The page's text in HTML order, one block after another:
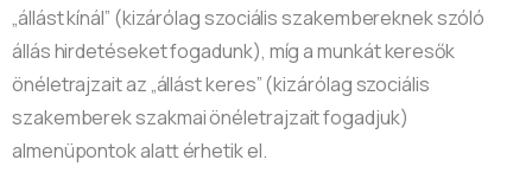
„állást kínál” (kizárólagszociális szakembereknek szóló
állás hirdetéseket fogadunk), míg a munkát keresők
önéletrajzait az „állást keres” (kizárólagszociális
szakemberek szakmai önéletrajzait fogadjuk)
almenüpontok alatt érhetik el.